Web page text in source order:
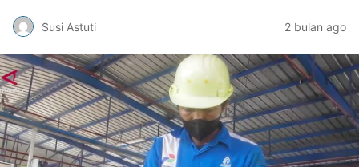
Susi Astuti 2 bulan ago